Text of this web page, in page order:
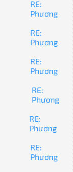
RE:
Phương
RE:
Phương
RE:
Phương
RE:
Phương
RE:
Phương
RE:
Phương